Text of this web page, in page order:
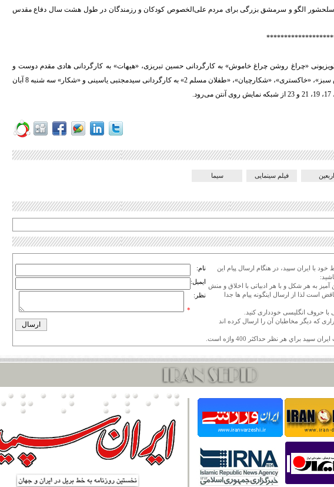
سلحشور الگو و سرمشق بزرگی برای مردم علی‌الخصوص کودکان و رزمندگان در طول هشت سال دفاع مقدس
«چراغ روشن چراغ خاموش» به کارگردانی حسین تبریزی، «هیهات» به کارگردانی هادی مقدم دوست و
روح الله حجازی، «اتاق سبز»، «خاکستری»، «شکارچیان»، «طفلان مسلم 2» به کارگردانی سیدمجتبی یاسینی و «شکار» سه شنبه 8 آبان
اربعین فیلم سینمایی سیما
با ایران سپید، در هنگام ارسال پیام این
آمیز به هر شکل و با هر ادبیاتی با اخلاق و منش
است لذا از ارسال اینگونه پیام ها جدا
که دیگر مخاطبان آن را ارسال کرده اند
نام:
ایمیل:
نظر:
*